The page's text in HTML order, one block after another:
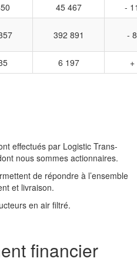
45 467
-
392 891 -
6 197
effectués par Logistic Trans-
nous sommes actionnaires.
de répondre à l’ensemble
et livraison.
en air filtré.
financier